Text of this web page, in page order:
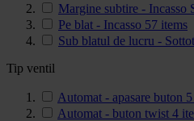
Margine subtire - Incasso
Pe blat - Incasso 57 items
Sub blatul de lucru -
Tip ventil
Automat - apasare buton 5
Automat - buton twist 4